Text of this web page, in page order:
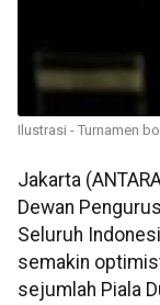
Ilustrasi - Turnamen
Jakarta
Dewan
Seluruh
semakin
sejumlah Piala